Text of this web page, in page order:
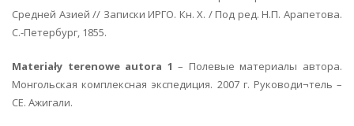
Средней Азией // Записки ИРГО. Кн. X. / Под ред. Н.П. Арапетова.
С.-Петербург, 1855.
Materiały terenowe autora 1 – Полевые материалы автора.
Монгольская комплексная экспедиция. 2007 г. Руководи¬тель –
СЕ. Ажигали.